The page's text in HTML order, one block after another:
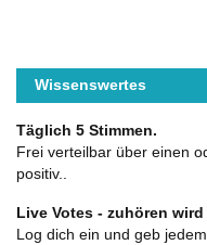
Wissenswertes
Täglich 5 Stimmen.
Frei verteilbar über einen
positiv..
Live Votes - zuhören
Log dich ein und geb